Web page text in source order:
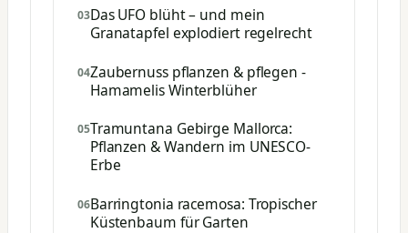
Das UFO blüht – und mein
Granatapfel explodiert regelrecht
Zaubernuss pflanzen & pflegen -
Hamamelis Winterblüher
Tramuntana Gebirge Mallorca:
Pflanzen & Wandern im UNESCO-
Erbe
Barringtonia racemosa: Tropischer
Küstenbaum für Garten